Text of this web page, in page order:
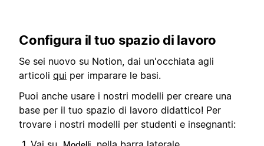
Configura il tuo spazio di lavoro
Se sei nuovo su Notion, dai un'occhiata agli
articoli qui per imparare le basi.
Puoi anche usare i nostri modelli per creare una
base per il tuo spazio di lavoro didattico! Per
trovare i nostri modelli per studenti e insegnanti: